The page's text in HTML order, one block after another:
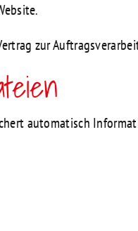
zur
automatisch